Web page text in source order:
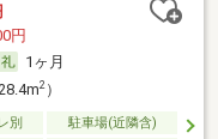
円
1ヶ月
2）
別
駐車場(近隣含)